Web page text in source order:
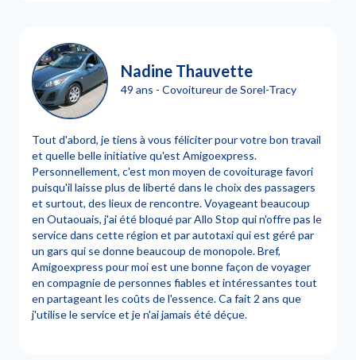
Nadine Thauvette
49 ans - Covoitureur de Sorel-Tracy
Tout d'abord, je tiens à vous féliciter pour votre bon travail
et quelle belle initiative qu'est Amigoexpress.
Personnellement, c'est mon moyen de covoiturage favori
puisqu'il laisse plus de liberté dans le choix des passagers
et surtout, des lieux de rencontre. Voyageant beaucoup
en Outaouais, j'ai été bloqué par Allo Stop qui n'offre pas le
service dans cette région et par autotaxi qui est géré par
un gars qui se donne beaucoup de monopole. Bref,
Amigoexpress pour moi est une bonne façon de voyager
en compagnie de personnes fiables et intéressantes tout
en partageant les coûts de l'essence. Ca fait 2 ans que
j'utilise le service et je n'ai jamais été déçue.